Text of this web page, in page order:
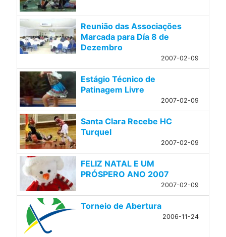
Reunião das Associações
Marcada para Día 8 de
Dezembro
2007-02-09
Estágio Técnico de
Patinagem Livre
2007-02-09
Santa Clara Recebe HC
Turquel
2007-02-09
FELIZ NATAL E UM
PRÓSPERO ANO 2007
2007-02-09
Torneio de Abertura
2006-11-24